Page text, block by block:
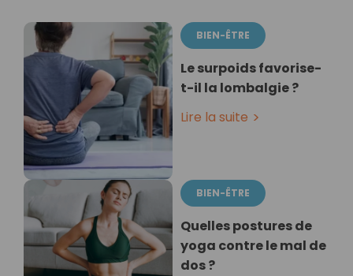
BIEN-ÊTRE
Le surpoids favorise-
t-il la lombalgie ?
Lire la suite
BIEN-ÊTRE
Quelles postures de
yoga contre le mal de
dos ?